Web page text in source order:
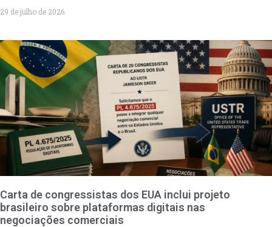
29 de julho de 2026
Carta de congressistas dos EUA inclui projeto
brasileiro sobre plataformas digitais nas
negociações comerciais